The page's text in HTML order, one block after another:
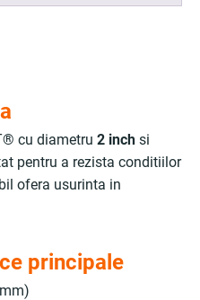
cu diametru 2 inch si
pentru a rezista conditiilor
ofera usurinta in
principale